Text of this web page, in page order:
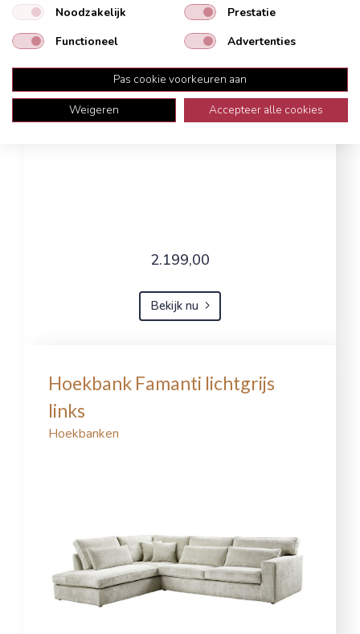
2.199,00
Bekijk nu
Hoekbank Famanti lichtgrijs
links
Hoekbanken
Noodzakelijk
Prestatie
Functioneel
Advertenties
Pas cookie voorkeuren aan
Weigeren
Accepteer alle cookies